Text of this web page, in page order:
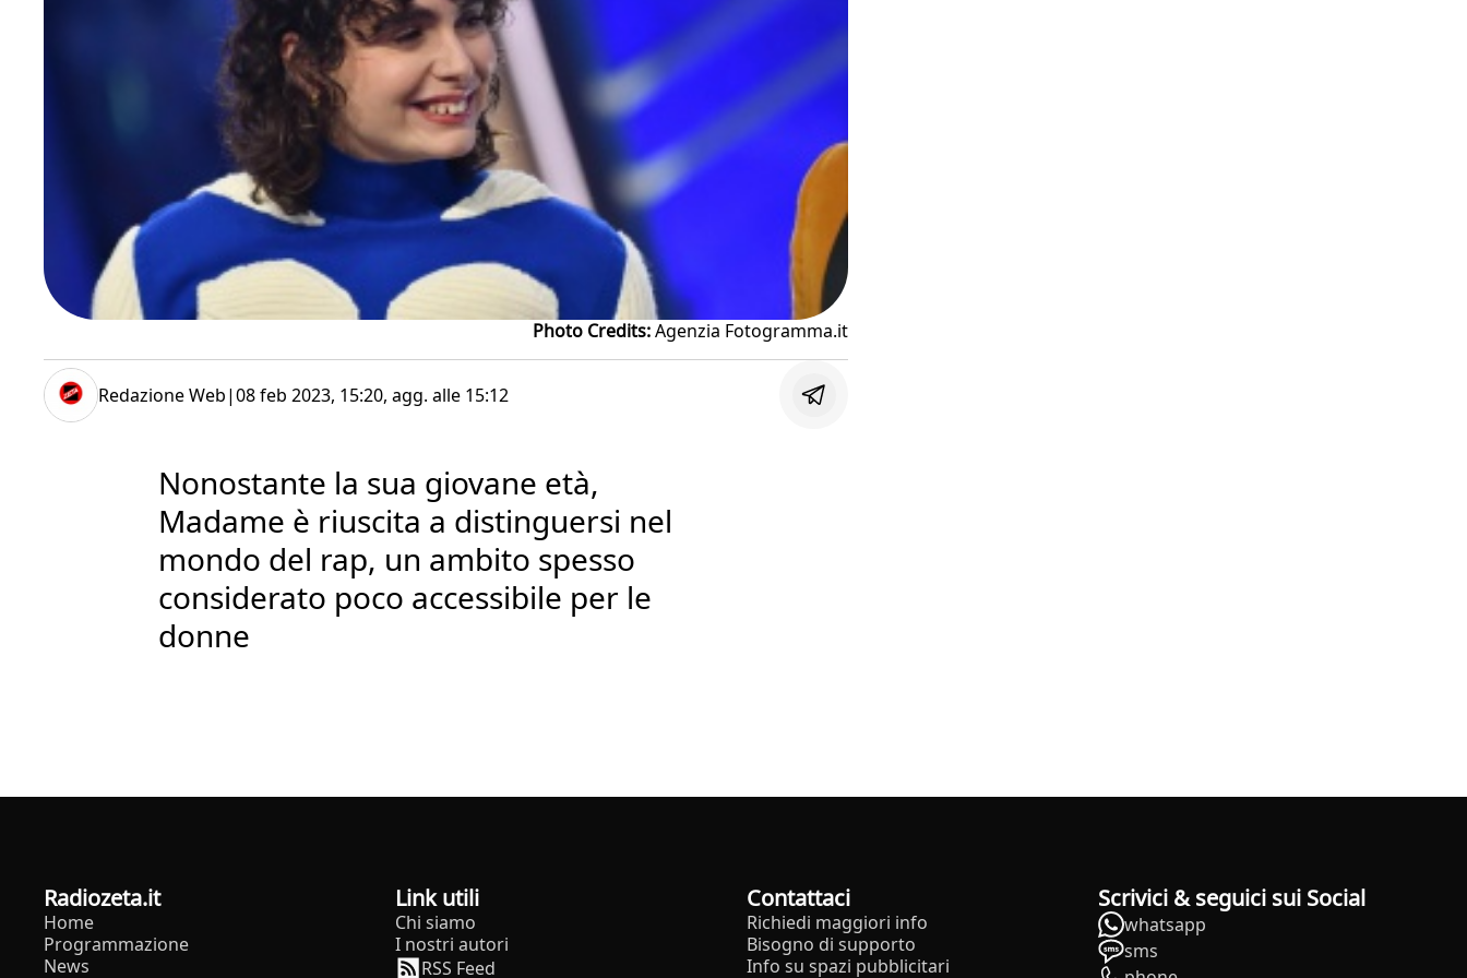
Photo Credits:Agenzia Fotogramma.it
Redazione Web|08 feb 2023, 15:20, agg. alle 15:12
Nonostante la sua giovane età,
Madame è riuscita a distinguersi nel
mondo del rap, un ambito spesso
considerato poco accessibile per le
donne
radiozeta.it
Home
Programmazione
News
Link utili
Chi siamo
I nostri autori
RSS Feed
Contattaci
Richiedi maggiori info
Bisogno di supporto
Info su spazi pubblicitari
Scrivici & seguici sui Social
whatsapp
sms